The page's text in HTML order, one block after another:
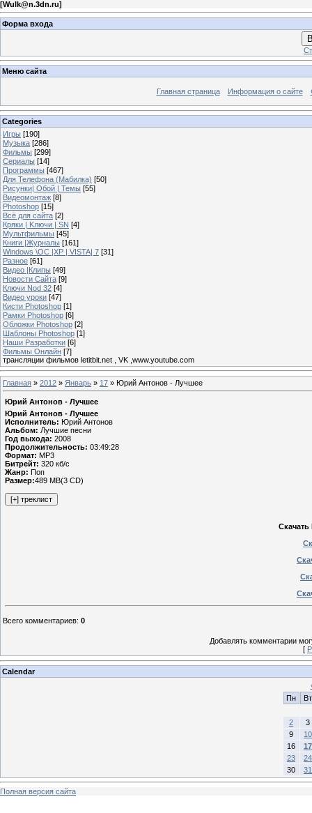
[Wulk@n.3dn.ru]
Форма входа
Меню сайта
Главная страница Информация о сайте
Categories
Игры [190]
Музыка [286]
Фильмы [299]
Сериалы [14]
Программы [467]
Для Телефона (Мабилка) [50]
Рисунки| Обой | Темы [55]
Видеомонтаж [8]
Photoshop [15]
Всё для сайта [2]
Кряки | Kлючи | SN [4]
Мультфильмы [45]
Книги |Журналы [161]
Windows \OC |XP | VISTA| 7 [31]
Разное [61]
Видео |Клипы [49]
Новости Сайта [9]
Ключи Nod 32 [4]
Видео уроки [47]
Кисти Photoshop [1]
Рамки Photoshop [6]
Обложки Photoshop [2]
Шаблоны Photoshop [1]
Наши Разработки [6]
Фильмы Онлайн [7]
трансляции фильмов letitbit.net , VK ,www.youtube.com
Главная » 2012 » Январь » 17 » Юрий Антонов - Лучшее
Юрий Антонов - Лучшее
Юрий Антонов - Лучшее
Исполнитель: Юрий Антонов
Альбом: Лучшие песни
Год выхода: 2008
Продолжительность: 03:49:28
Формат: MP3
Битрейт: 320 кб/с
Жанр: Поп
Размер:489 МВ(3 СD)
Всего комментариев: 0
Добавлять комментарии
[
Calendar
Пн
Вт
2
3
9
10
16
17
23
24
30
31
Полная версия сайта